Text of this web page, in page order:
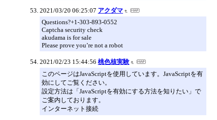
2021/03/20 06:25:07 アクダマ
Questions?+1-303-893-0552
Captcha security check
akudama is for sale
Please prove you’re not a robot
2021/02/23 15:44:56 桃色核実験
このページはJavaScriptを使用しています。JavaScriptを有
効にしてご覧ください。
設定方法は「JavaScriptを有効にする方法を知りたい」で
ご案内しております。
インターネット接続